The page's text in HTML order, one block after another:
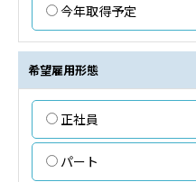
今年取得予定
希望雇用形態
正社員
パート